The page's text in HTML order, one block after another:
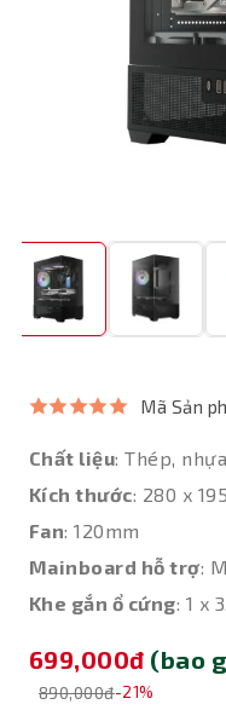
Mã Sản
Chất liệu: Thép,
Kích thước: 280 x
Fan: 120mm
Mainboard hỗ trợ:
Khe gắn ổ cứng: 1 x
699,000đ (bao
890,000đ-21%